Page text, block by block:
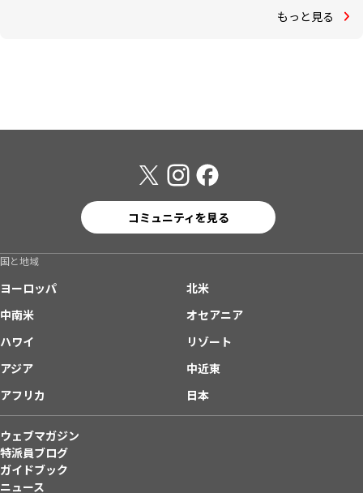
もっと見る
コミュニティを見る
国と地域
ヨーロッパ
北米
中南米
オセアニア
ハワイ
リゾート
アジア
中近東
アフリカ
日本
ウェブマガジン
特派員ブログ
ガイドブック
ニュース